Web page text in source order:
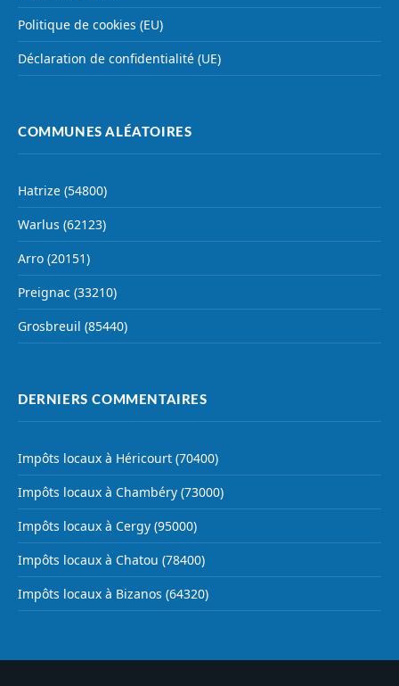
Politique de cookies (EU)
Déclaration de confidentialité (UE)
COMMUNES ALÉATOIRES
Hatrize (54800)
Warlus (62123)
Arro (20151)
Preignac (33210)
Grosbreuil (85440)
DERNIERS COMMENTAIRES
Impôts locaux à Héricourt (70400)
Impôts locaux à Chambéry (73000)
Impôts locaux à Cergy (95000)
Impôts locaux à Chatou (78400)
Impôts locaux à Bizanos (64320)